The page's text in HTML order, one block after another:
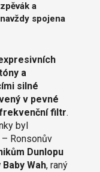
a
spojena
a
silné
v pevné
filtr.
byl
Ronsonův
Dunlopu
Wah, raný